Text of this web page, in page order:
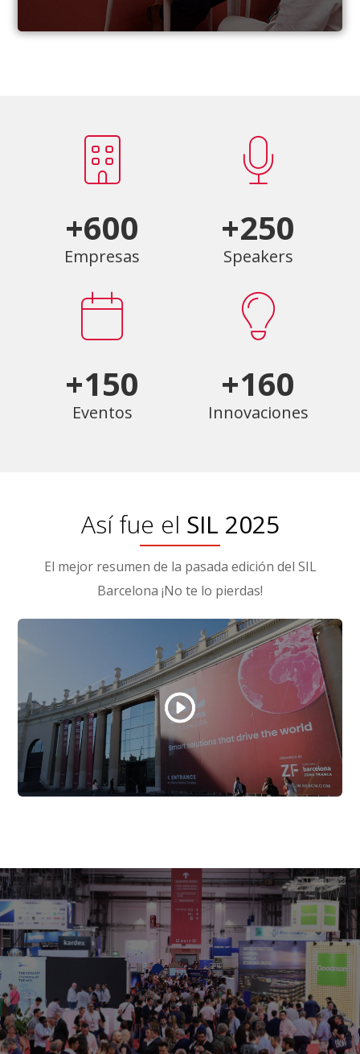
+600
Empresas
+250
Speakers
+150
Eventos
+160
Innovaciones
Así fue el SIL 2025
El mejor resumen de la pasada edición del SIL
Barcelona ¡No te lo pierdas!